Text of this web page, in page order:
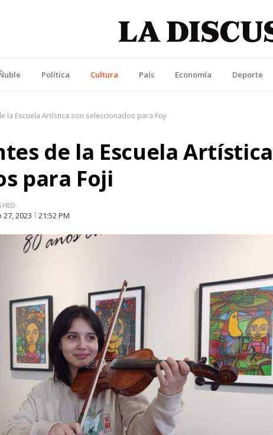
Política Cultura País Economía Deporte
la Escuela Artística son seleccionados para Foji
de la Escuela
para Foji
2023 21:52 PM